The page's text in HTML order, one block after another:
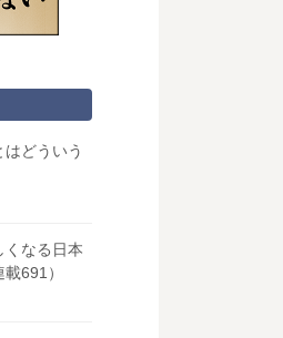
どういう
くなる日本
691）